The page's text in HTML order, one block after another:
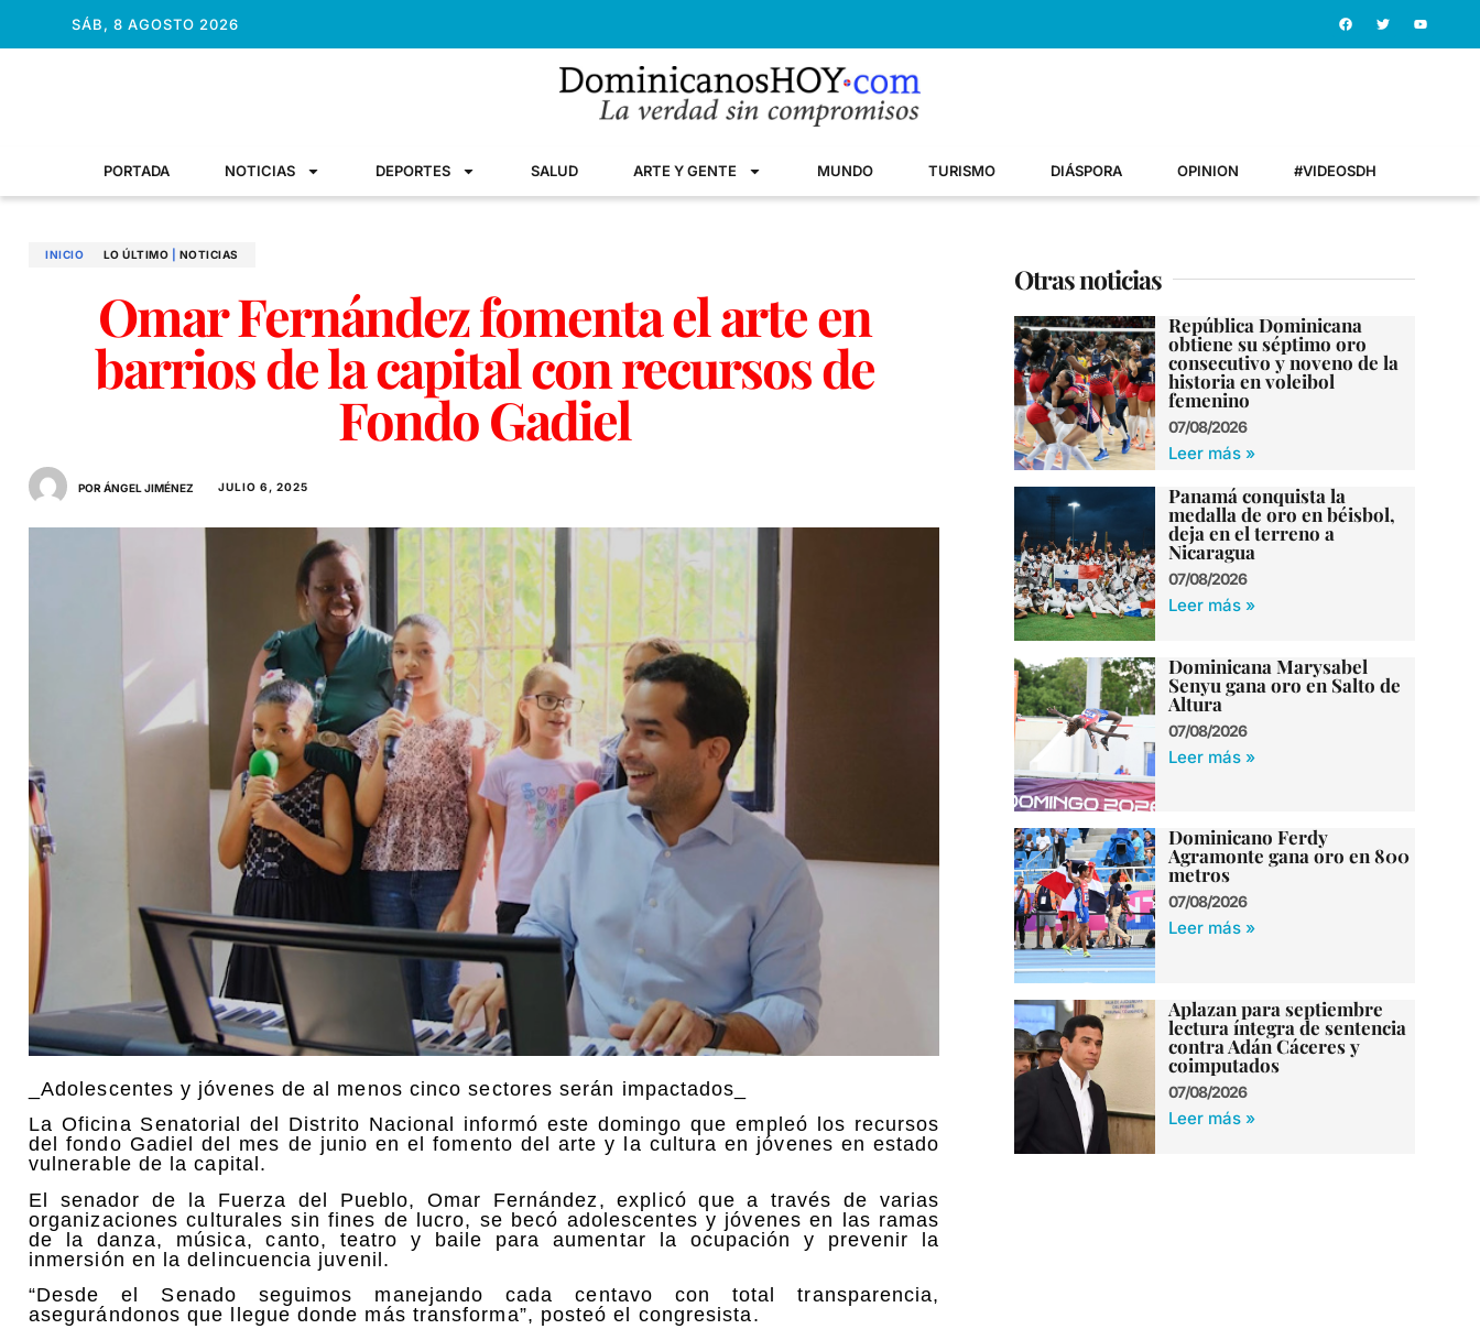
SÁB, 8 AGOSTO 2026
PORTADA NOTICIAS DEPORTES SALUD ARTE Y GENTE MUNDO TURISMO DIÁSPORA OPINION #VIDEOSDH
INICIO LO ÚLTIMO NOTICIAS
Omar Fernández fomenta el arte en
barrios de la capital con recursos de
Fondo Gadiel
POR ÁNGEL JIMÉNEZ JULIO 6, 2025
_Adolescentes y jóvenes de al menos cinco sectores serán impactados_
La Oficina Senatorial del Distrito Nacional informó este domingo que empleó los recursos
del fondo Gadiel del mes de junio en el fomento del arte y la cultura en jóvenes en estado
vulnerable de la capital.
El senador de la Fuerza del Pueblo, Omar Fernández, explicó que a través de varias
organizaciones culturales sin fines de lucro, se becó adolescentes y jóvenes en las ramas
de la danza, música, canto, teatro y baile para aumentar la ocupación y prevenir la
inmersión en la delincuencia juvenil.
“Desde el Senado seguimos manejando cada centavo con total transparencia,
asegurándonos que llegue donde más transforma”, posteó el congresista.
Otras noticias
República Dominicana
obtiene su séptimo oro
consecutivo y noveno de la
historia en voleibol
femenino
07/08/2026
Leer más »
Panamá conquista la
medalla de oro en béisbol,
deja en el terreno a
Nicaragua
07/08/2026
Leer más »
Dominicana Marysabel
Senyu gana oro en Salto de
Altura
07/08/2026
Leer más »
Dominicano Ferdy
Agramonte gana oro en 800
metros
07/08/2026
Leer más »
Aplazan para septiembre
lectura íntegra de sentencia
contra Adán Cáceres y
coimputados
07/08/2026
Leer más »